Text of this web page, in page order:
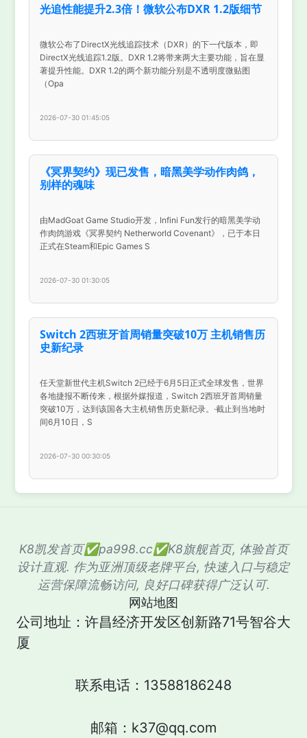
光追性能提升2.3倍！微软公布DXR 1.2版细节
微软公布了DirectX光线追踪技术（DXR）的下一代版本，即
DirectX光线追踪1.2版。DXR 1.2将带来两大主要功能，旨在显
著提升性能。DXR 1.2的两个新功能分别是不透明度微贴图
（Opa
2026-07-30 01:45:05
《冥界契约》现已发售，暗黑美学动作肉鸽，
别样的魂味
由MadGoat Game Studio开发，Infini Fun发行的暗黑美学动
作肉鸽游戏《冥界契约 Netherworld Covenant》，已于本日
正式在Steam和Epic Games S
2026-07-30 01:30:05
Switch 2西班牙首周销量突破10万 主机销售历
史新纪录
任天堂新世代主机Switch 2已经于6月5日正式全球发售，世界
各地捷报不断传来，根据外媒报道，Switch 2西班牙首周销量
突破10万，达到该国各大主机销售历史新纪录。·截止到当地时
间6月10日，S
2026-07-30 00:30:05
K8凯发首页✅pa998.cc✅K8旗舰首页, 体验首页
设计直观. 作为亚洲顶级老牌平台, 快速入口与稳定
运营保障流畅访问, 良好口碑获得广泛认可.
网站地图
公司地址：许昌经济开发区创新路71号智谷大
厦
联系电话：13588186248
邮箱：k37@qq.com